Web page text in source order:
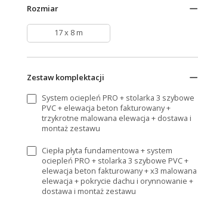
Rozmiar
17 x 8 m
Zestaw komplektacji
System ociepleń PRO + stolarka 3 szybowe
PVC + elewacja beton fakturowany +
trzykrotne malowana elewacja + dostawa i
montaż zestawu
Ciepła płyta fundamentowa + system
ociepleń PRO + stolarka 3 szybowe PVC +
elewacja beton fakturowany + x3 malowana
elewacja + pokrycie dachu i orynnowanie +
dostawa i montaż zestawu